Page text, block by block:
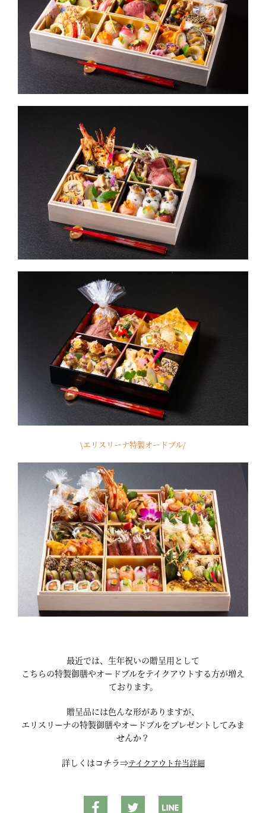
\エリスリーナ特製オードブル/
最近では、生年祝いの贈呈用として
こちらの特製御膳やオードブルをテイクアウトする方が増え
ております。
贈呈品には色んな形がありますが、
エリスリーナの特製御膳やオードブルをプレゼントしてみま
せんか？
詳しくはコチラ⇒テイクアウト弁当詳細